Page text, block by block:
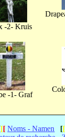
-2- Kruis
-1- Graf
[[ Noms - Namen [[